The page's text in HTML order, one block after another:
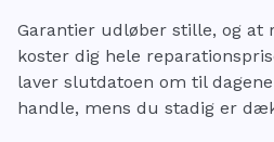
Garantier udløber stille, og at
koster dig hele
laver slutdatoen om til
handle, mens du stadig er